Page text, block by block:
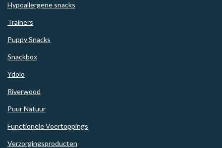
Hypoallergene snacks
Trainers
Puppy Snacks
Snackbox
Ydolo
Riverwood
Puur Natuur
Functionele Voertoppings
Verzorgingsproducten